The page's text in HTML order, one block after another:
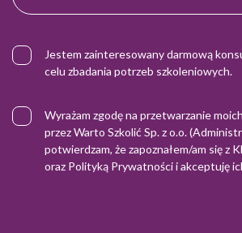
Jestem zainteresowany darmową
celu zbadania potrzeb szkoleniowych.
Wyrażam zgodę na przetwarzanie
przez Warto Szkolić Sp. z o.o.
potwierdzam, że zapoznałem/am się z
oraz Polityką Prywatnościi akceptuję